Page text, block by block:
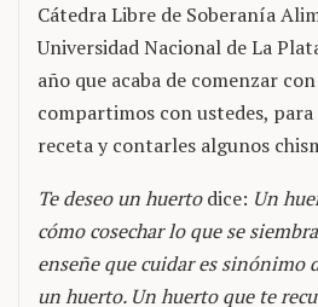
Cátedra Libre de Soberanía
Universidad Nacional de La
año que acaba de comenzar
compartimos con ustedes,
receta y contarles algunos
Te deseo un huertodice: Un
cómo cosechar lo que se
enseñe que cuidar es sinónimo
un huerto. Un huerto que te